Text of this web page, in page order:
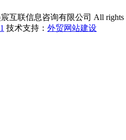
互联信息咨询有限公司 All rights
技术支持： 外贸网站建设